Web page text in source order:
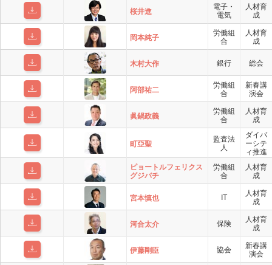
桜井進
電子・
電気
人材育
成
岡本純子
労働組
合
人材育
成
木村大作 銀行 総会
阿部祐二
労働組
合
新春講
演会
眞鍋政義
労働組
合
人材育
成
町亞聖
監査法
人
ダイバ
ーシテ
ィ推進
ピョートルフェリクス
グジバチ
労働組
合
人材育
成
宮本慎也 IT
人材育
成
河合太介 保険
人材育
成
伊藤剛臣 協会
新春講
演会